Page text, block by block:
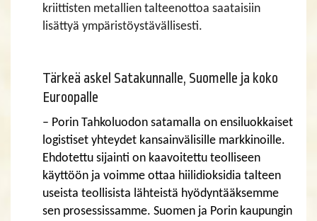
kriittisten metallien talteenottoa saataisiin
lisättyä ympäristöystävällisesti.
Tärkeä askel Satakunnalle, Suomelle ja koko
Euroopalle
– Porin Tahkoluodon satamalla on ensiluokkaiset
logistiset yhteydet kansainvälisille markkinoille.
Ehdotettu sijainti on kaavoitettu teolliseen
käyttöön ja voimme ottaa hiilidioksidia talteen
useista teollisista lähteistä hyödyntääksemme
sen prosessissamme. Suomen ja Porin kaupungin